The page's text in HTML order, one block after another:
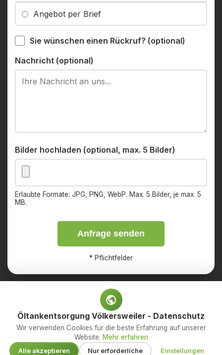
Angebot per Brief
Sie wünschen einen Rückruf? (optional)
Nachricht (optional)
Bilder hochladen (optional, max. 5 Bilder)
Erlaubte Formate: JPG, PNG, WebP. Max. 5 Bilder, je max. 5
MB.
Anfrage senden
* Pflichtfelder
ImpressumDatenschutz
© 2026 OED Services GmbH – Ihr Fachbetrieb für
Öltankentsorgung. Alle Rechte vorbehalten.
Öltankentsorgung Völkersweiler - Datenschutz
Wir verwenden Cookies für die beste Erfahrung auf unserer
Website. Mehr erfahren
Alle akzeptieren Nur erforderliche Einstellungen